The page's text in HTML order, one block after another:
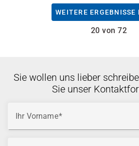
WEITERE ERGEBNISSE
20 von 72
Sie wollen uns lieber
Sie unser
Ihr Vorname